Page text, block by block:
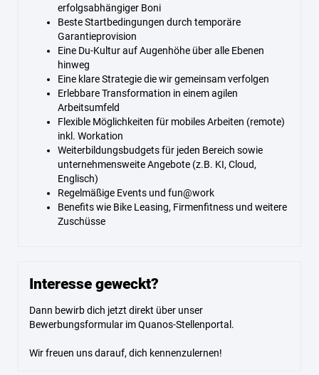
erfolgsabhängiger Boni
Beste Startbedingungen durch temporäre
Garantieprovision
Eine Du-Kultur auf Augenhöhe über alle Ebenen
hinweg
Eine klare Strategie die wir gemeinsam verfolgen
Erlebbare Transformation in einem agilen
Arbeitsumfeld
Flexible Möglichkeiten für mobiles Arbeiten (remote)
inkl. Workation
Weiterbildungsbudgets für jeden Bereich sowie
unternehmensweite Angebote (z.B. KI, Cloud,
Englisch)
Regelmäßige Events und fun@work
Benefits wie Bike Leasing, Firmenfitness und weitere
Zuschüsse
Interesse geweckt?
Dann bewirb dich jetzt direkt über unser
Bewerbungsformular im Quanos-Stellenportal.
Wir freuen uns darauf, dich kennenzulernen!